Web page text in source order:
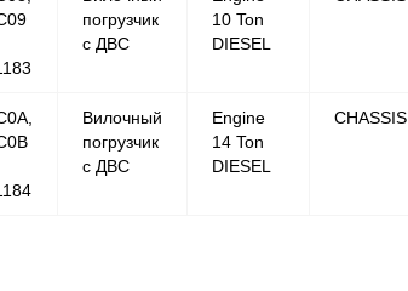
погрузчик
с ДВС
10 Ton
DIESEL
Вилочный
погрузчик
с ДВС
Engine
14 Ton
DIESEL
CHASSIS